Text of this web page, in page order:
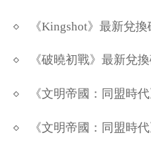
《Kingshot》最新兌
《破曉初戰》最新兌
《文明帝國：同盟時
《文明帝國：同盟時